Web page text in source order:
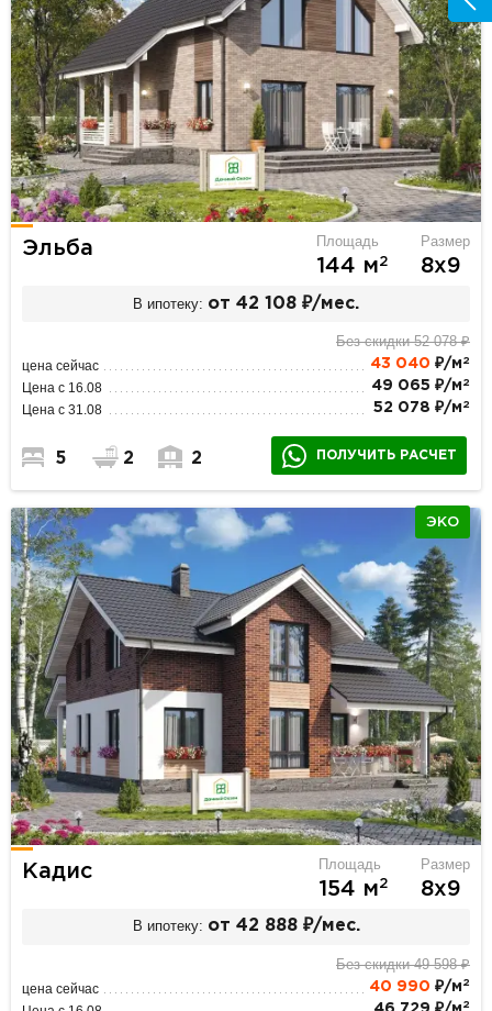
Эльба Площадь
144 м2
Размер
8х9
В ипотеку: от 42 108 ₽/мес.
Без скидки 52 078 ₽
цена сейчас 43 040 ₽/м 2
Цена с 16.08 49 065 ₽/м 2
Цена с 31.08 52 078 ₽/м 2
5 2 2 ПОЛУЧИТЬ РАСЧЕТ
ЭКО
Кадис Площадь
154 м2
Размер
8х9
В ипотеку: от 42 888 ₽/мес.
Без скидки 49 598 ₽
цена сейчас 40 990 ₽/м 2
2